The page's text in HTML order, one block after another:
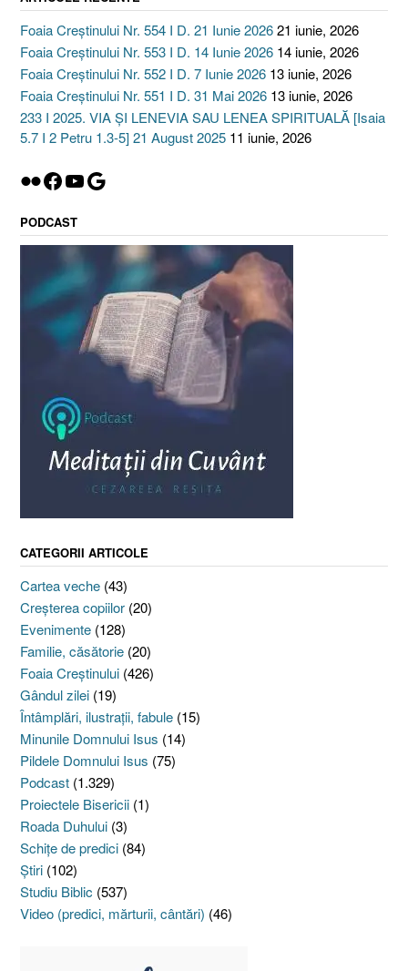
Foaia Creștinului Nr. 554 I D. 21 Iunie 202621 iunie, 2026
Foaia Creștinului Nr. 553 I D. 14 Iunie 2026 14 iunie, 2026
Foaia Creștinului Nr. 552 I D. 7 Iunie 2026 13 iunie, 2026
Foaia Creștinului Nr. 551 I D. 31 Mai 2026 13 iunie, 2026
233 I 2025. VIA ȘI LENEVIA SAU LENEA SPIRITUALĂ [Isaia
5.7 I 2 Petru 1.3-5] 21 August 2025 11 iunie, 2026
Flickr
Facebook
YouTube
Google
PODCAST
CATEGORII ARTICOLE
Cartea veche (43)
Creşterea copiilor (20)
Evenimente (128)
Familie, căsătorie (20)
Foaia Creştinului (426)
Gândul zilei (19)
Întâmplări, ilustraţii, fabule (15)
Minunile Domnului Isus (14)
Pildele Domnului Isus (75)
Podcast (1.329)
Proiectele Bisericii (1)
Roada Duhului (3)
Schiţe de predici (84)
Ştiri (102)
Studiu Biblic (537)
Video (predici, mărturii, cântări) (46)